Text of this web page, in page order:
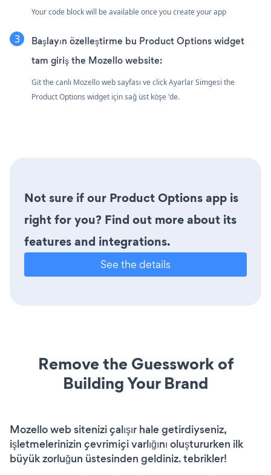
Your code block will be available once you create your app
Başlayın özelleştirme bu Product Options widget
tam giriş the Mozello website:
Git the canlı Mozello web sayfası ve click Ayarlar Simgesi the
Product Options widget için sağ üst köşe 'de.
Not sure if our Product Options app is
right for you? Find out more about its
features and integrations.
See the details
Remove the Guesswork of
Building Your Brand
Mozello web sitenizi çalışır hale getirdiyseniz,
işletmelerinizin çevrimiçi varlığını oluştururken ilk
büyük zorluğun üstesinden geldiniz. tebrikler!